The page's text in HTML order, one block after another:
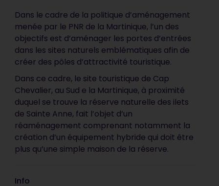
Dans le cadre de la politique d’aménagement
menée par le PNR de la Martinique, l’un des
objectifs est d’aménager les portes d’entrées
dans les sites naturels emblématiques afin de
créer des pôles d’attractivité touristique.
Dans ce cadre, le site touristique de Cap
Chevalier, au Sud e la Martinique, à proximité
duquel se trouve la réserve naturelle des ilets
de Sainte Anne, fait l’objet d’un
réaménagement comprenant notamment la
création d’un équipement hybride qui doit être
plus qu’une simple maison de la réserve.
Info